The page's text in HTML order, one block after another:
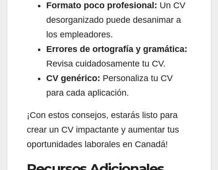
Formato poco profesional: Un CV
desorganizado puede desanimar a
los empleadores.
Errores de ortografía y gramática:
Revisa cuidadosamente tu CV.
CV genérico: Personaliza tu CV
para cada aplicación.
¡Con estos consejos, estarás listo para
crear un CV impactante y aumentar tus
oportunidades laborales en Canadá!